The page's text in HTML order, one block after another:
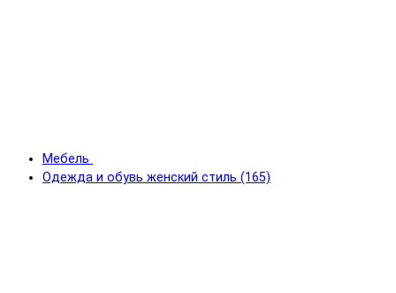
Мебель
Одежда и обувь женский стиль (165)